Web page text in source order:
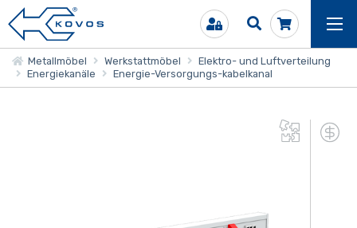
Metallmöbel Werkstattmöbel
Elektro- und Luftverteilung
Energiekanäle
Energie-Versorgungs-kabelkanal